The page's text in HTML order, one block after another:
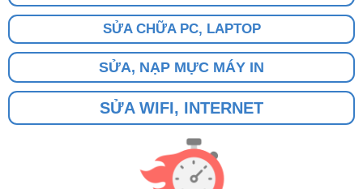
SỬA CHỮA PC, LAPTOP
SỬA, NẠP MỰC MÁY IN
SỬA WIFI, INTERNET